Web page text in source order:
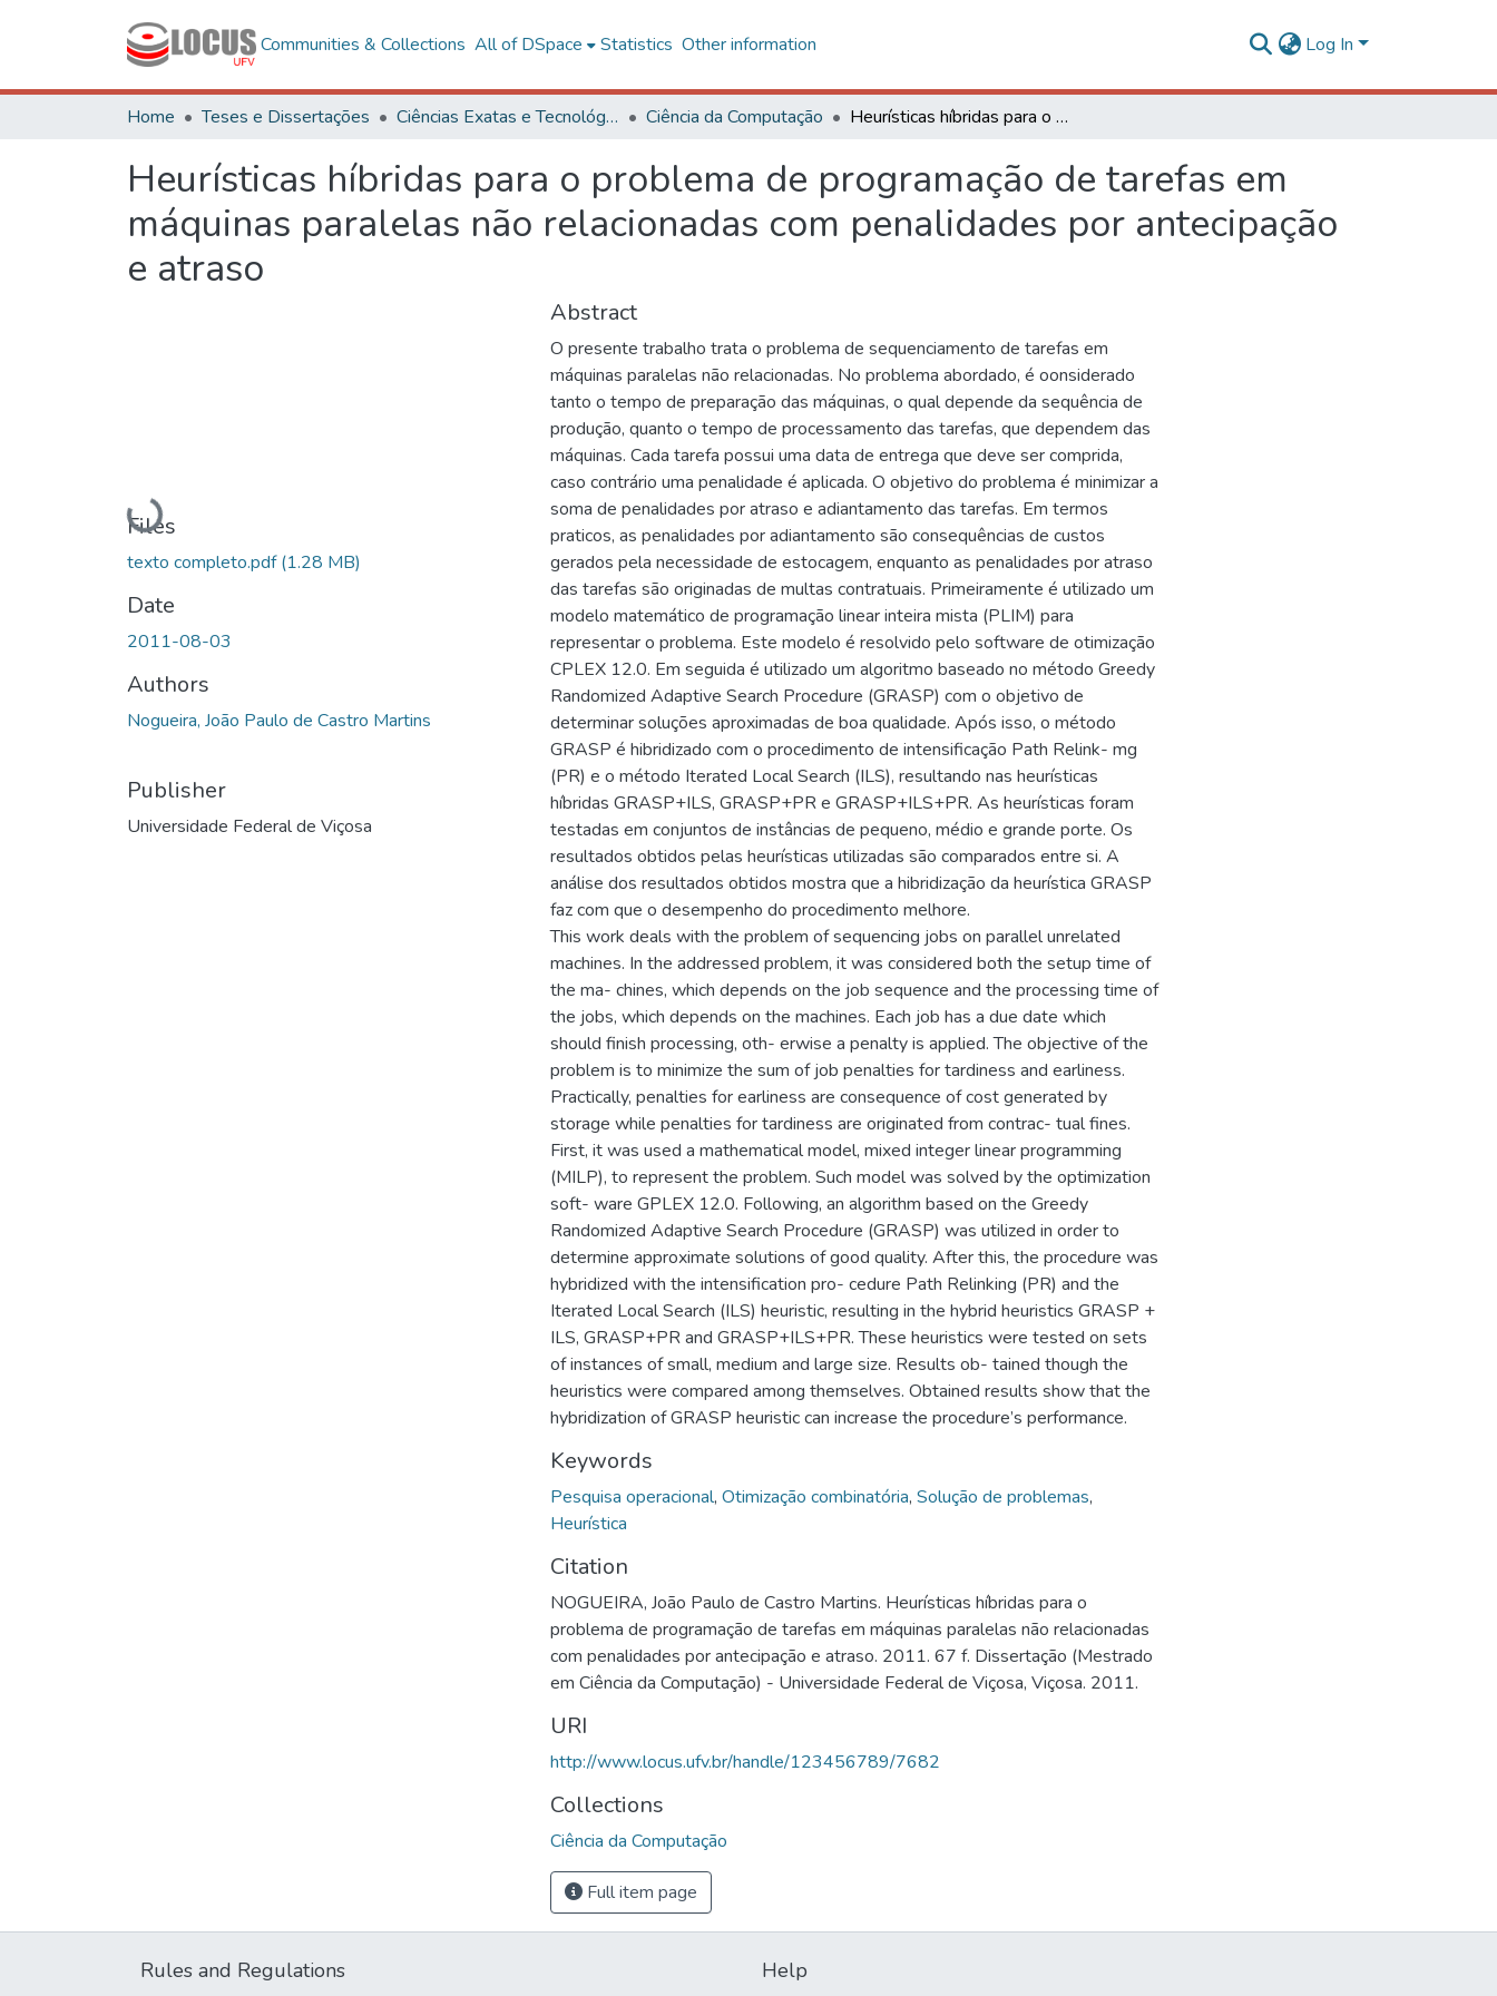
Communities & Collections All of DSpace Statistics Other information Log In
Home Teses e Dissertações Ciências Exatas e Tecnológicas Ciência da Computação Heurísticas híbridas para o problema de programação de tarefas em máquinas paralelas não relacionadas com penalidades por antecipação e atraso
Heurísticas híbridas para o problema de programação de tarefas em
máquinas paralelas não relacionadas com penalidades por antecipação
e atraso
Loading...
Files
texto completo.pdf(1.28 MB)
Date
2011-08-03
Authors
Nogueira, João Paulo de Castro Martins
Publisher
Universidade Federal de Viçosa
Abstract
O presente trabalho trata o problema de sequenciamento de tarefas em
máquinas paralelas não relacionadas. No problema abordado, é oonsiderado
tanto o tempo de preparação das máquinas, o qual depende da sequência de
produção, quanto o tempo de processamento das tarefas, que dependem das
máquinas. Cada tarefa possui uma data de entrega que deve ser comprida,
caso contrário uma penalidade é aplicada. O objetivo do problema é minimizar a
soma de penalidades por atraso e adiantamento das tarefas. Em termos
praticos, as penalidades por adiantamento são consequências de custos
gerados pela necessidade de estocagem, enquanto as penalidades por atraso
das tarefas são originadas de multas contratuais. Primeiramente é utilizado um
modelo matemático de programação linear inteira mista (PLIM) para
representar o problema. Este modelo é resolvido pelo software de otimização
CPLEX 12.0. Em seguida é utilizado um algoritmo baseado no método Greedy
Randomized Adaptive Search Procedure (GRASP) com o objetivo de
determinar soluções aproximadas de boa qualidade. Após isso, o método
GRASP é hibridizado com o procedimento de intensificação Path Relink- mg
(PR) e o método Iterated Local Search (ILS), resultando nas heurísticas
híbridas GRASP+ILS, GRASP+PR e GRASP+ILS+PR. As heurísticas foram
testadas em conjuntos de instâncias de pequeno, médio e grande porte. Os
resultados obtidos pelas heurísticas utilizadas são comparados entre si. A
análise dos resultados obtidos mostra que a hibridização da heurística GRASP
faz com que o desempenho do procedimento melhore.
This work deals with the problem of sequencing jobs on parallel unrelated
machines. In the addressed problem, it was considered both the setup time of
the ma- chines, which depends on the job sequence and the processing time of
the jobs, which depends on the machines. Each job has a due date which
should finish processing, oth- erwise a penalty is applied. The objective of the
problem is to minimize the sum of job penalties for tardiness and earliness.
Practically, penalties for earliness are consequence of cost generated by
storage while penalties for tardiness are originated from contrac- tual fines.
First, it was used a mathematical model, mixed integer linear programming
(MILP), to represent the problem. Such model was solved by the optimization
soft- ware GPLEX 12.0. Following, an algorithm based on the Greedy
Randomized Adaptive Search Procedure (GRASP) was utilized in order to
determine approximate solutions of good quality. After this, the procedure was
hybridized with the intensification pro- cedure Path Relinking (PR) and the
Iterated Local Search (ILS) heuristic, resulting in the hybrid heuristics GRASP +
ILS, GRASP+PR and GRASP+ILS+PR. These heuristics were tested on sets
of instances of small, medium and large size. Results ob- tained though the
heuristics were compared among themselves. Obtained results show that the
hybridization of GRASP heuristic can increase the procedure’s performance.
Keywords
Pesquisa operacional, Otimização combinatória, Solução de problemas,
Heurística
Citation
NOGUEIRA, João Paulo de Castro Martins. Heurísticas híbridas para o
problema de programação de tarefas em máquinas paralelas não relacionadas
com penalidades por antecipação e atraso. 2011. 67 f. Dissertação (Mestrado
em Ciência da Computação) - Universidade Federal de Viçosa, Viçosa. 2011.
URI
http://www.locus.ufv.br/handle/123456789/7682
Collections
Ciência da Computação
Full item page
Rules and Regulations Help